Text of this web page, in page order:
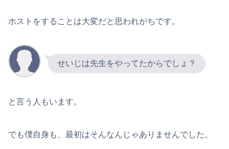
ホストをすることは大変だと思われがちです。
せいじは先生をやってたからでしょ？
と言う人もいます。
でも僕自身も、最初はそんなんじゃありませんでした。